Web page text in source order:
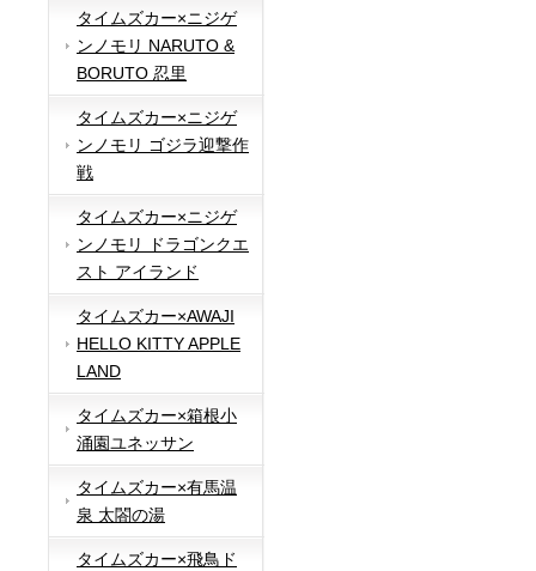
タイムズカー×ニジゲ
ンノモリ NARUTO &
BORUTO 忍里
タイムズカー×ニジゲ
ンノモリ ゴジラ迎撃作
戦
タイムズカー×ニジゲ
ンノモリ ドラゴンクエ
スト アイランド
タイムズカー×AWAJI
HELLO KITTY APPLE
LAND
タイムズカー×箱根小
涌園ユネッサン
タイムズカー×有馬温
泉 太閤の湯
タイムズカー×飛鳥ド